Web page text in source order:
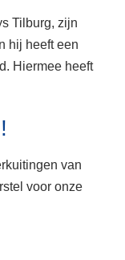
Tilburg, zijn
hij heeft een
Hiermee heeft
van
voor onze